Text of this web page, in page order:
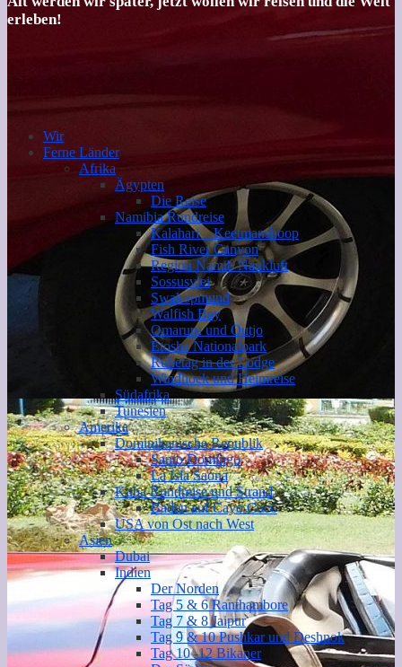
erleben!
Wir
Ferne Länder
Afrika
Ägypten
Die Reise
Namibia Rundreise
Kalahari – Keetmanshoop
Fish River Canyon
Region Namib Naukluft
Sossusvlei
Swakopmund
Walfish Bay
Omaruru und Outjo
Etosha Nationalpark
Ruhetag in der Lodge
Windhoek und Heimreise
Südafrika
Tunesien
Amerika
Dominikanische Republik
Santo Domingo
La Isla Saona
Kuba Rundreise und Strand
Baden auf Cayo Coco
USA von Ost nach West
Asien
Dubai
Indien
Der Norden
Tag 5 & 6 Ranthambore
Tag 7 & 8 Jaipur
Tag 9 & 10 Pushkar und Deshnok
Tag 10 -12 Bikaner